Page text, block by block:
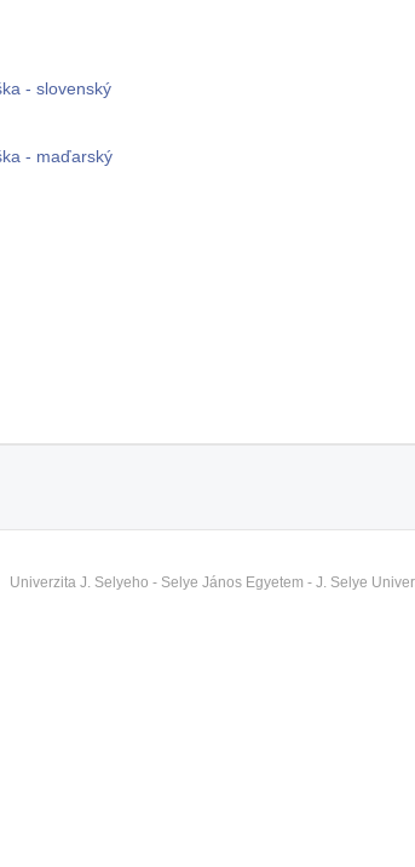
- slovenský
- maďarský
Univerzita J. Selyeho - Selye János Egyetem - J. Selye